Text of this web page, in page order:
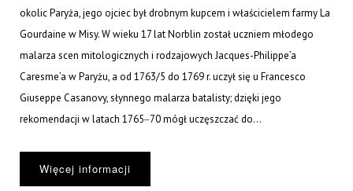
okolic Paryża, jego ojciec był drobnym kupcem i właścicielem farmy La
Gourdaine w Misy. W wieku 17 lat Norblin został uczniem młodego
malarza scen mitologicznych i rodzajowych Jacques-Philippe’a
Caresme’a w Paryżu, a od 1763/5 do 1769 r. uczył się u Francesco
Giuseppe Casanovy, słynnego malarza batalisty; dzięki jego
rekomendacji w latach 1765‒70 mógł uczęszczać do...
Więcej informacji